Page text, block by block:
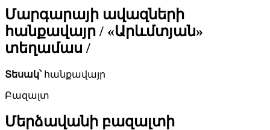
Մարգարայի ավազների
հանքավայր / «Արևմտյան»
տեղամաս /
Տեսակ՝հանքավայր
Բազալտ
Մերձավանի բազալտի